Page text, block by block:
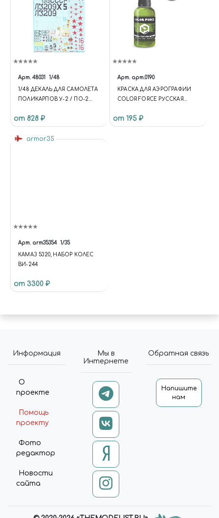
Арт. 48031 1/48
1/48 ДЕКАЛЬ ДЛЯ САМОЛЕТА
ПОЛИКАРПОВ У-2 / ПО-2
от 828 ₽
Арт. арт.0190
КРАСКА ДЛЯ АЭРОГРАФИИ
COLOR FORCE РУССКАЯ
(RUSSIAN GREEN INTENSE)
от 195 ₽
armor35
Арт. arm35354 1/35
КАМАЗ 5320, НАБОР КОЛЕС
ВИ-244
от 3300 ₽
Информация
О
проекте
Помощь
проекту
Фото
редактор
Новости
сайта
Мы в
Интернете
Обратная связь
Напишите
нам